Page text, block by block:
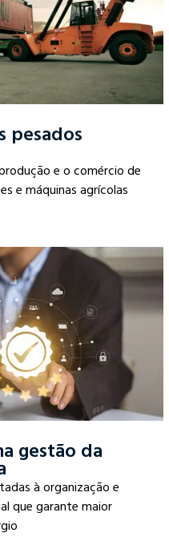
pesados
e o comércio de
e máquinas agrícolas
gestão da
à organização e
que garante maior